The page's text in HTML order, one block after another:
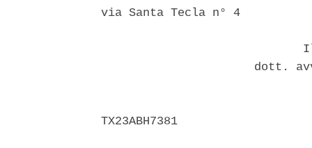
via Santa Tecla n° 4
dott.